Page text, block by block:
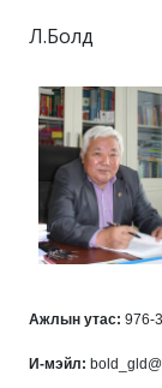
Л.Болд
Ажлын утас: 976-
И-мэйл: